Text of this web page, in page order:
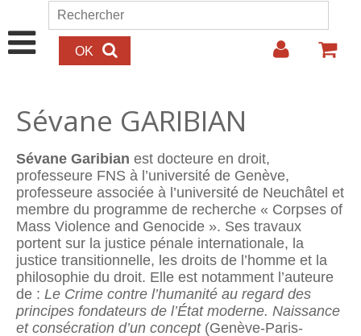
Aller au contenu principal
Formulaire de recherche
Rechercher
Sévane GARIBIAN
Sévane Garibian est docteure en droit,
professeure FNS à l’université de Genève,
professeure associée à l’université de Neuchâtel et
membre du programme de recherche « Corpses of
Mass Violence and Genocide ». Ses travaux
portent sur la justice pénale internationale, la
justice transitionnelle, les droits de l’homme et la
philosophie du droit. Elle est notamment l’auteure
de : Le Crime contre l’humanité au regard des
principes fondateurs de l’État moderne. Naissance
et consécration d’un concept(Genève-Paris-